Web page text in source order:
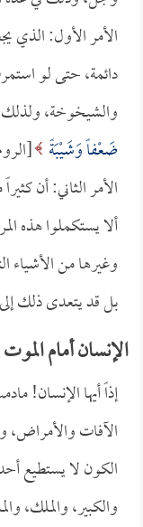
الأمر الأول: الذي
دائمة، حتى لو
والشيخوخة،
ضَعْفاً وَشَيْبَةً
الأمر الثاني: أن
ألا يستكملوا هذه
وغيرها من الأشياء
بل قد يتعدى ذلك
الإنسان أمام
إذاً أيها الإنسان!
الآفات والأمراض،
الكون لا يستطيع
والكبير، والملك،